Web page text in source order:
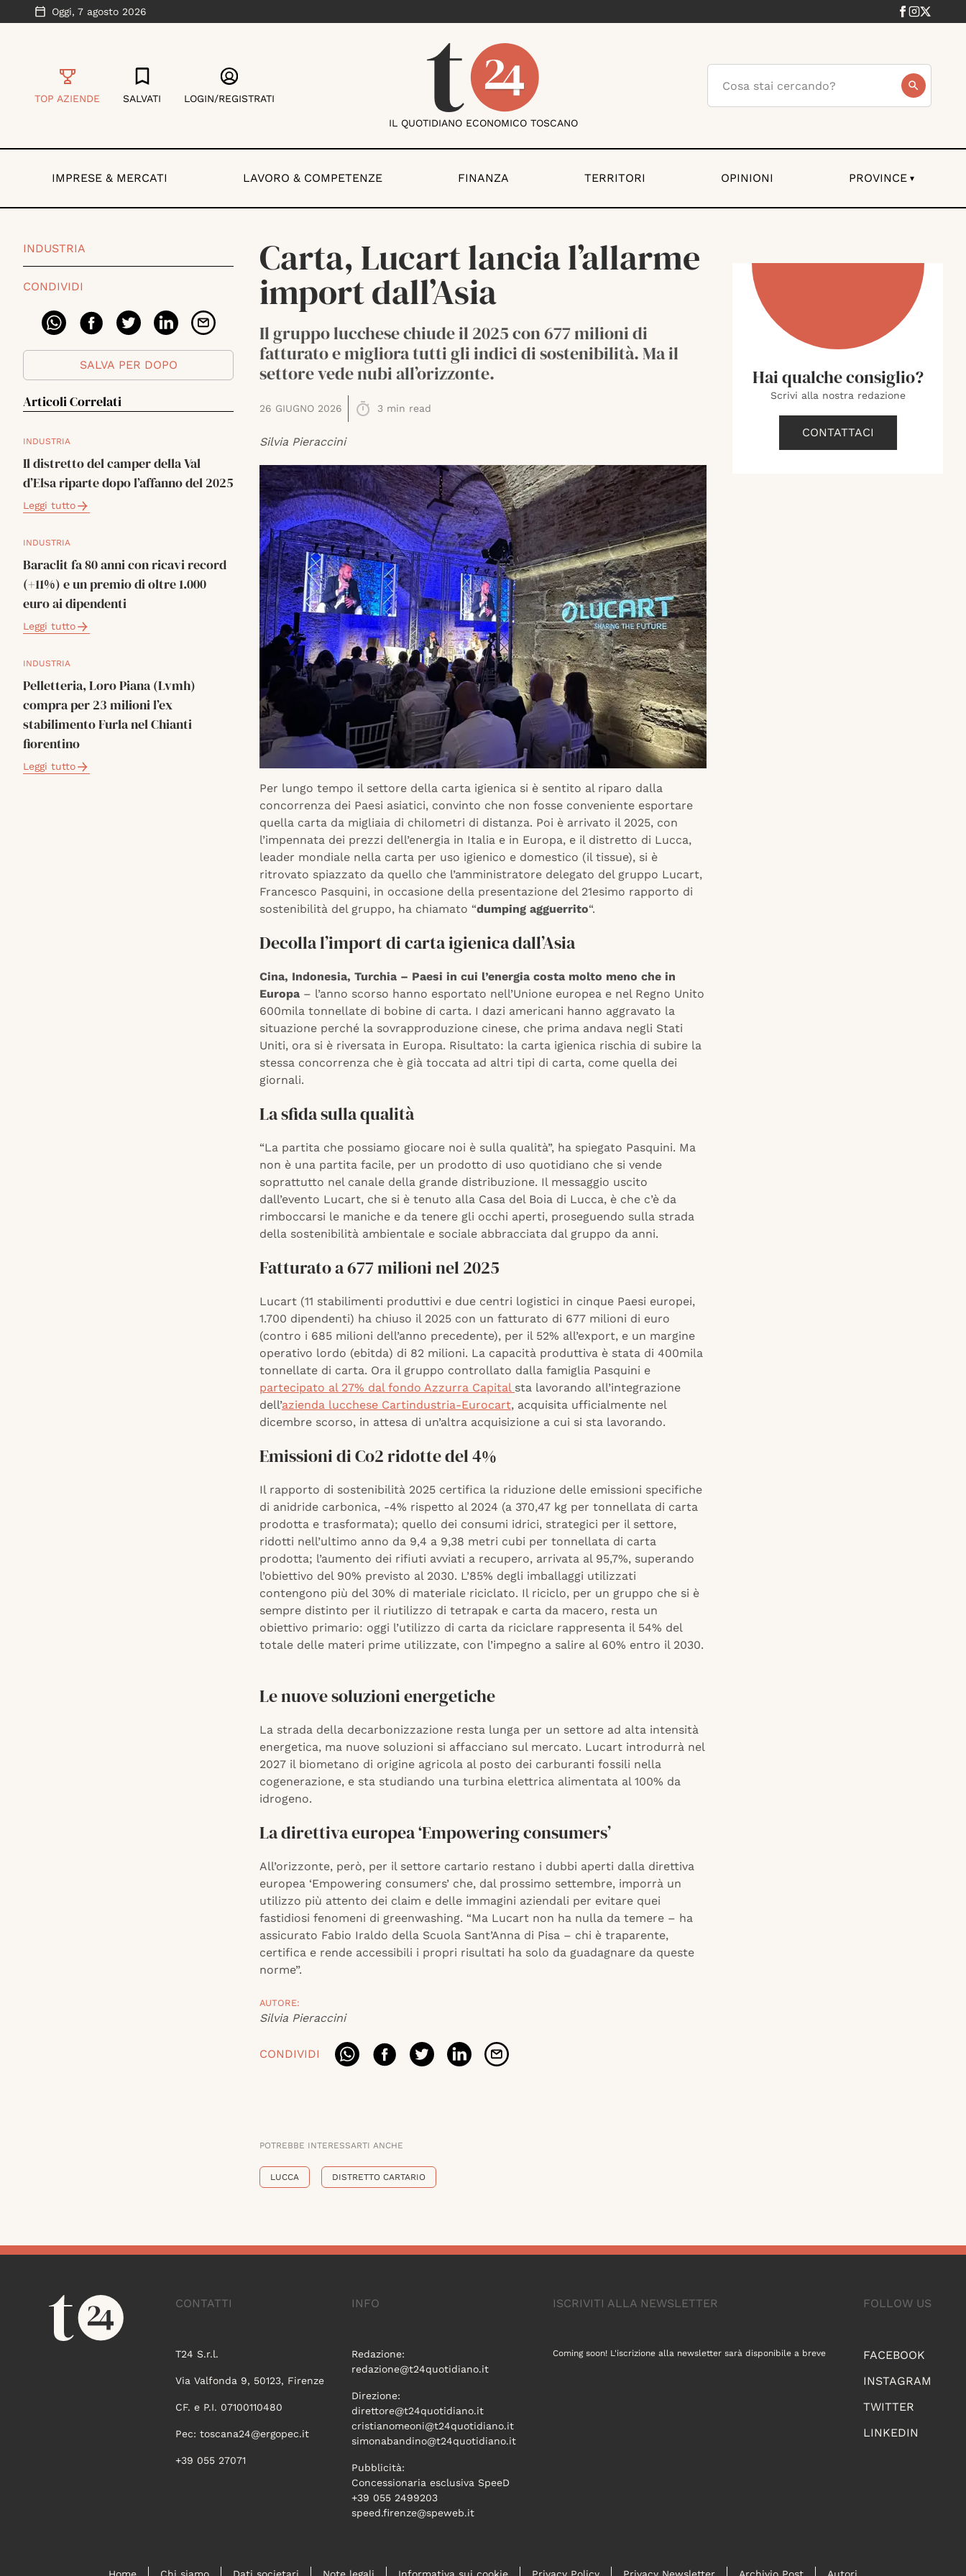
Oggi, 7 agosto 2026
TOP AZIENDE SALVATI LOGIN/REGISTRATI
IL QUOTIDIANO ECONOMICO TOSCANO
IMPRESE & MERCATI LAVORO & COMPETENZE FINANZA TERRITORI OPINIONI PROVINCE ▾
INDUSTRIA
CONDIVIDI
SALVA PER DOPO
Articoli Correlati
INDUSTRIA
Il distretto del camper della Val
d’Elsa riparte dopo l’affanno del 2025
Leggi tutto
INDUSTRIA
Baraclit fa 80 anni con ricavi record
(+11%) e un premio di oltre 1.000
euro ai dipendenti
Leggi tutto
INDUSTRIA
Pelletteria, Loro Piana (Lvmh)
compra per 23 milioni l’ex
stabilimento Furla nel Chianti
fiorentino
Leggi tutto
Carta, Lucart lancia l’allarme
import dall’Asia
Il gruppo lucchese chiude il 2025 con 677 milioni di
fatturato e migliora tutti gli indici di sostenibilità. Ma il
settore vede nubi all’orizzonte.
26 GIUGNO 2026 3 min read
Silvia Pieraccini
Per lungo tempo il settore della carta igienica si è sentito al riparo dalla
concorrenza dei Paesi asiatici, convinto che non fosse conveniente esportare
quella carta da migliaia di chilometri di distanza. Poi è arrivato il 2025, con
l’impennata dei prezzi dell’energia in Italia e in Europa, e il distretto di Lucca,
leader mondiale nella carta per uso igienico e domestico (il tissue), si è
ritrovato spiazzato da quello che l’amministratore delegato del gruppo Lucart,
Francesco Pasquini, in occasione della presentazione del 21esimo rapporto di
sostenibilità del gruppo, ha chiamato “dumping agguerrito“.
Decolla l’import di carta igienica dall’Asia
Cina, Indonesia, Turchia – Paesi in cui l’energia costa molto meno che in
Europa – l’anno scorso hanno esportato nell’Unione europea e nel Regno Unito
600mila tonnellate di bobine di carta. I dazi americani hanno aggravato la
situazione perché la sovrapproduzione cinese, che prima andava negli Stati
Uniti, ora si è riversata in Europa. Risultato: la carta igienica rischia di subire la
stessa concorrenza che è già toccata ad altri tipi di carta, come quella dei
giornali.
La sfida sulla qualità
“La partita che possiamo giocare noi è sulla qualità”, ha spiegato Pasquini. Ma
non è una partita facile, per un prodotto di uso quotidiano che si vende
soprattutto nel canale della grande distribuzione. Il messaggio uscito
dall’evento Lucart, che si è tenuto alla Casa del Boia di Lucca, è che c’è da
rimboccarsi le maniche e da tenere gli occhi aperti, proseguendo sulla strada
della sostenibilità ambientale e sociale abbracciata dal gruppo da anni.
Fatturato a 677 milioni nel 2025
Lucart (11 stabilimenti produttivi e due centri logistici in cinque Paesi europei,
1.700 dipendenti) ha chiuso il 2025 con un fatturato di 677 milioni di euro
(contro i 685 milioni dell’anno precedente), per il 52% all’export, e un margine
operativo lordo (ebitda) di 82 milioni. La capacità produttiva è stata di 400mila
tonnellate di carta. Ora il gruppo controllato dalla famiglia Pasquini e
partecipato al 27% dal fondo Azzurra Capital sta lavorando all’integrazione
dell’azienda lucchese Cartindustria-Eurocart, acquisita ufficialmente nel
dicembre scorso, in attesa di un’altra acquisizione a cui si sta lavorando.
Emissioni di Co2 ridotte del 4%
Il rapporto di sostenibilità 2025 certifica la riduzione delle emissioni specifiche
di anidride carbonica, -4% rispetto al 2024 (a 370,47 kg per tonnellata di carta
prodotta e trasformata); quello dei consumi idrici, strategici per il settore,
ridotti nell’ultimo anno da 9,4 a 9,38 metri cubi per tonnellata di carta
prodotta; l’aumento dei rifiuti avviati a recupero, arrivata al 95,7%, superando
l’obiettivo del 90% previsto al 2030. L’85% degli imballaggi utilizzati
contengono più del 30% di materiale riciclato. Il riciclo, per un gruppo che si è
sempre distinto per il riutilizzo di tetrapak e carta da macero, resta un
obiettivo primario: oggi l’utilizzo di carta da riciclare rappresenta il 54% del
totale delle materi prime utilizzate, con l’impegno a salire al 60% entro il 2030.
Le nuove soluzioni energetiche
La strada della decarbonizzazione resta lunga per un settore ad alta intensità
energetica, ma nuove soluzioni si affacciano sul mercato. Lucart introdurrà nel
2027 il biometano di origine agricola al posto dei carburanti fossili nella
cogenerazione, e sta studiando una turbina elettrica alimentata al 100% da
idrogeno.
La direttiva europea ‘Empowering consumers’
All’orizzonte, però, per il settore cartario restano i dubbi aperti dalla direttiva
europea ‘Empowering consumers’ che, dal prossimo settembre, imporrà un
utilizzo più attento dei claim e delle immagini aziendali per evitare quei
fastidiosi fenomeni di greenwashing. “Ma Lucart non ha nulla da temere – ha
assicurato Fabio Iraldo della Scuola Sant’Anna di Pisa – chi è traparente,
certifica e rende accessibili i propri risultati ha solo da guadagnare da queste
norme”.
AUTORE:
Silvia Pieraccini
CONDIVIDI
POTREBBE INTERESSARTI ANCHE
LUCCA DISTRETTO CARTARIO
Hai qualche consiglio?
Scrivi alla nostra redazione
CONTATTACI
CONTATTI
T24 S.r.l.
Via Valfonda 9, 50123, Firenze
CF. e P.I. 07100110480
Pec: toscana24@ergopec.it
+39 055 27071
INFO
Redazione:
redazione@t24quotidiano.it
Direzione:
direttore@t24quotidiano.it
cristianomeoni@t24quotidiano.it
simonabandino@t24quotidiano.it
Pubblicità:
Concessionaria esclusiva SpeeD
+39 055 2499203
speed.firenze@speweb.it
FOLLOW US
FACEBOOK
INSTAGRAM
TWITTER
LINKEDIN
ISCRIVITI ALLA NEWSLETTER
Coming soon! L'iscrizione alla newsletter sarà disponibile a breve